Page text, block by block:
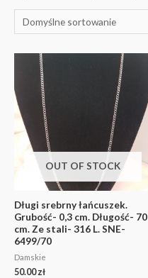
OUT OF STOCK
Długi srebrny łańcuszek.
Grubość- 0,3 cm. Długość- 70
cm. Ze stali- 316 L. SNE-
6499/70
Damskie
50.00zł